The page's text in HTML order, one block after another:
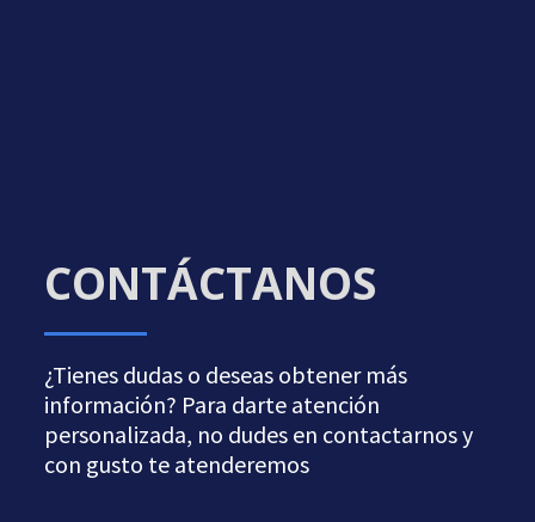
CONTÁCTANOS
¿Tienes dudas o deseas obtener más
información? Para darte atención
personalizada, no dudes en contactarnos y
con gusto te atenderemos